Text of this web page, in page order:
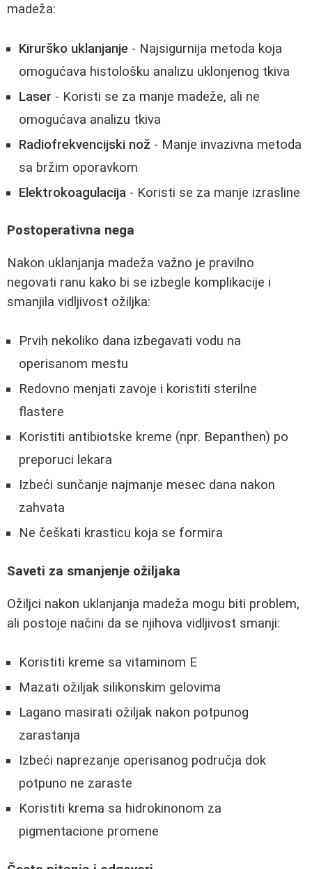
madeža:
Kirurško uklanjanje - Najsigurnija metoda koja
omogućava histološku analizu uklonjenog tkiva
Laser - Koristi se za manje madeže, ali ne
omogućava analizu tkiva
Radiofrekvencijski nož - Manje invazivna metoda
sa bržim oporavkom
Elektrokoagulacija - Koristi se za manje izrasline
Postoperativna nega
Nakon uklanjanja madeža važno je pravilno
negovati ranu kako bi se izbegle komplikacije i
smanjila vidljivost ožiljka:
Prvih nekoliko dana izbegavati vodu na
operisanom mestu
Redovno menjati zavoje i koristiti sterilne
flastere
Koristiti antibiotske kreme (npr. Bepanthen) po
preporuci lekara
Izbeći sunčanje najmanje mesec dana nakon
zahvata
Ne češkati krasticu koja se formira
Saveti za smanjenje ožiljaka
Ožiljci nakon uklanjanja madeža mogu biti problem,
ali postoje načini da se njihova vidljivost smanji:
Koristiti kreme sa vitaminom E
Mazati ožiljak silikonskim gelovima
Lagano masirati ožiljak nakon potpunog
zarastanja
Izbeći naprezanje operisanog područja dok
potpuno ne zaraste
Koristiti krema sa hidrokinonom za
pigmentacione promene